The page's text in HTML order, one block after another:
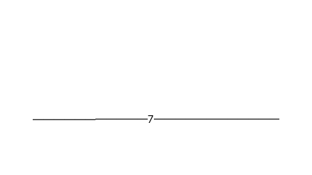
———————————7————————————